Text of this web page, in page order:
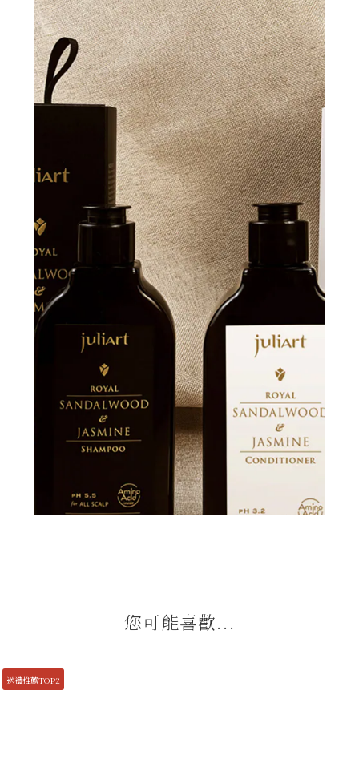
【御用皇家檀香茉莉護髮乳】
洗髮精清洗後，視髮量取適量潤髮乳均勻塗抹於髮
中、髮尾處，約停留2~3分鐘，再以清水沖洗即
可。
您可能喜歡...
送禮推薦TOP2